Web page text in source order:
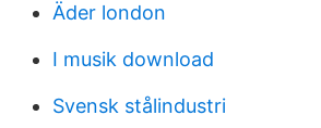
Äder london
I musik download
Svensk stålindustri